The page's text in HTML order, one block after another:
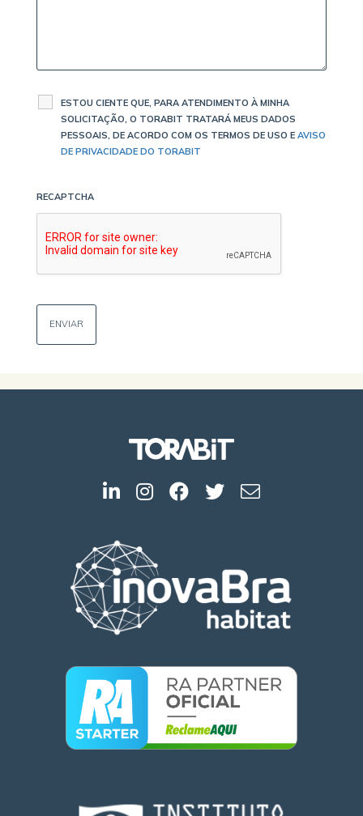
ESTOU CIENTE QUE, PARA ATENDIMENTO À MINHA
SOLICITAÇÃO, O TORABIT TRATARÁ MEUS DADOS
PESSOAIS, DE ACORDO COM OS TERMOS DE USO E AVISO
DE PRIVACIDADE DO TORABIT
RECAPTCHA